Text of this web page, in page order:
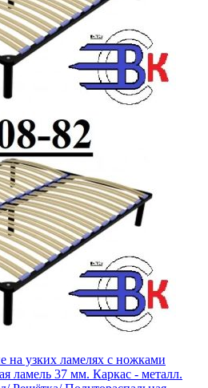
на узких ламелях с ножками
ламель 37 мм. Каркас - металл.